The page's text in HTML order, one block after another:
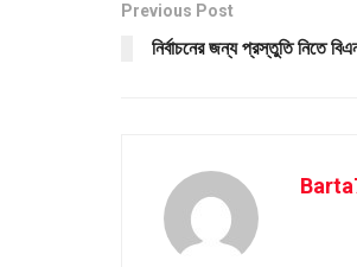
Previous Post
নির্বাচনের জন্য প্রস্তুতি নিতে